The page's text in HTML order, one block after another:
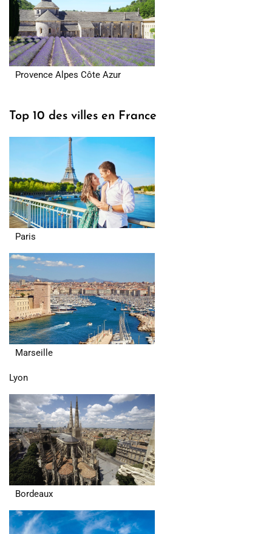
Provence Alpes Côte Azur
Top 10 des villes en France
Paris
Marseille
Lyon
Bordeaux